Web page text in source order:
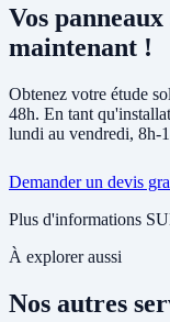
existant et le tirage de
est ancien ou sous-
nécessaire. Notre
Vos
maintenant !
Obtenez votre étude
48h. En tant
lundi au vendredi, 8h-
Demander un devis
Plus d'informations
À explorer aussi
Nos autres